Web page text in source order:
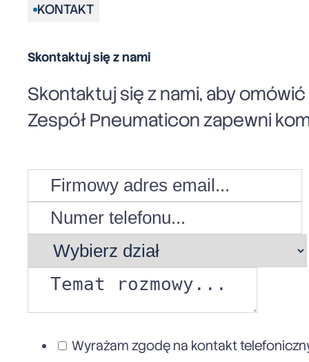
KONTAKT
Skontaktuj się z nami
Skontaktuj się z nami, aby
Zespół Pneumaticon zapewni
Wyrażam zgodę na kontakt